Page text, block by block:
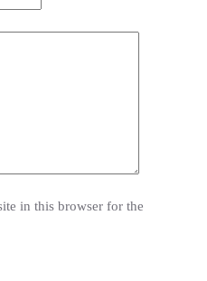
in this browser for the